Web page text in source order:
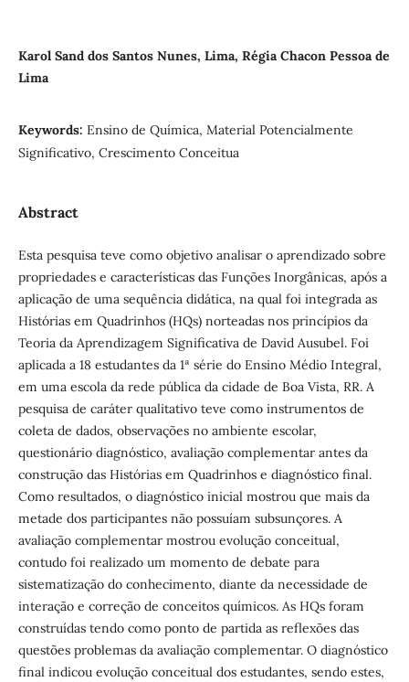
Karol Sand dos Santos Nunes, Lima, Régia Chacon Pessoa de
Lima
Keywords: Ensino de Química, Material Potencialmente
Significativo, Crescimento Conceitua
Abstract
Esta pesquisa teve como objetivo analisar o aprendizado sobre
propriedades e características das Funções Inorgânicas, após a
aplicação de uma sequência didática, na qual foi integrada as
Histórias em Quadrinhos (HQs) norteadas nos princípios da
Teoria da Aprendizagem Significativa de David Ausubel. Foi
aplicada a 18 estudantes da 1ª série do Ensino Médio Integral,
em uma escola da rede pública da cidade de Boa Vista, RR. A
pesquisa de caráter qualitativo teve como instrumentos de
coleta de dados, observações no ambiente escolar,
questionário diagnóstico, avaliação complementar antes da
construção das Histórias em Quadrinhos e diagnóstico final.
Como resultados, o diagnóstico inicial mostrou que mais da
metade dos participantes não possuíam subsunçores. A
avaliação complementar mostrou evolução conceitual,
contudo foi realizado um momento de debate para
sistematização do conhecimento, diante da necessidade de
interação e correção de conceitos químicos. As HQs foram
construídas tendo como ponto de partida as reflexões das
questões problemas da avaliação complementar. O diagnóstico
final indicou evolução conceitual dos estudantes, sendo estes,